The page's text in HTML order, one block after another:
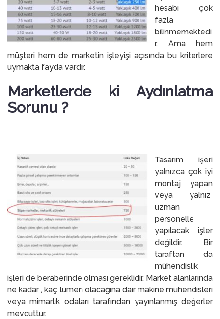
hesabı çok
fazla
bilinmemektedi
r. Ama hem
müşteri hem de marketin işleyişi açısında bu kriterlere
uymakta fayda vardır.
Marketlerde ki Aydınlatma
Sorunu ?
Tasarım işeri
yalnızca çok iyi
montaj yapan
veya yalnız
uzman
personelle
yapılacak işler
değildir. Bir
taraftan da
mühendislik
işleri de beraberinde olması gereklidir. Market alanlarında
ne kadar , kaç lümen olacağına dair makine mühendisleri
veya mimarlık odaları tarafından yayınlanmış değerler
mevcuttur.